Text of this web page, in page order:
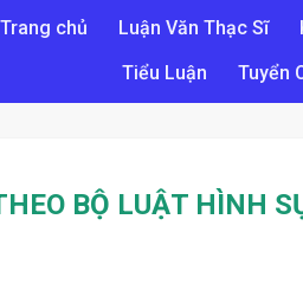
Trang chủ Luận Văn Thạc Sĩ
Tiểu Luận
Tuyển
BỘ LUẬT HÌNH